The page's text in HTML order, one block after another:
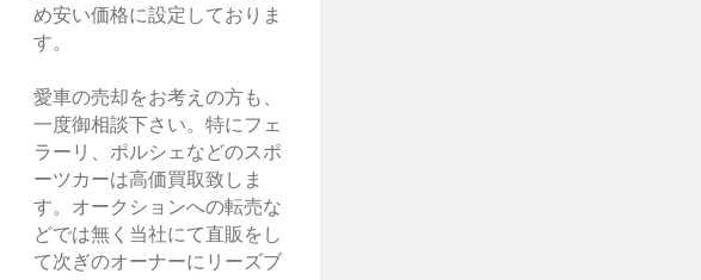
め安い価格に設定しておりま
す。
愛車の売却をお考えの方も、
一度御相談下さい。特にフェ
ラーリ、ポルシェなどのスポ
ーツカーは高価買取致しま
す。オークションへの転売な
どでは無く当社にて直販をし
て次ぎのオーナーにリーズブ